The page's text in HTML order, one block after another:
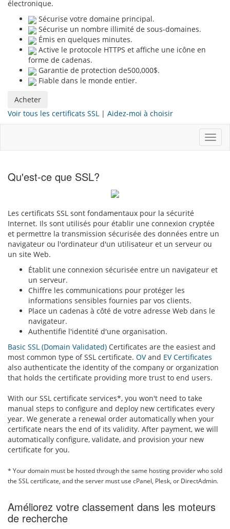
électronique.
Sécurise votre domaine principal.
Sécurise un nombre illimité de sous-domaines.
Émis en quelques minutes.
Active le protocole HTTPS et affiche une icône en
forme de cadenas.
Garantie de protection de500,000$.
Fiable dans le monde entier.
Acheter
Voir tous les certificats SSL | Aidez-moi à choisir
la
Qu'est-ce que SSL?
Les certificats SSL sont fondamentaux pour la sécurité
Internet. Ils sont utilisés pour établir une connexion cryptée
et permettre la transmission sécurisée des données entre un
navigateur ou l'ordinateur d'un utilisateur et un serveur ou
un site Web.
Établit une connexion sécurisée entre un navigateur et
un serveur.
Chiffre les communications pour protéger les
informations sensibles fournies par vos clients.
Place un cadenas à côté de votre adresse Web dans le
navigateur.
Authentifie l'identité d'une organisation.
Basic SSL (Domain Validated) Certificates are the easiest and
most common type of SSL certificate. OVand EV Certificates
also authenticate the identity of the company or organization
that holds the certificate providing more trust to end users.
With our SSL certificate services*, you won't need to take
manual steps to configure and deploy new certificates every
year. We generate a renewal order automatically when your
certificate nears the end of its validity. After payment, we will
automatically configure, validate, and provision your new
certificate for you.
* Your domain must be hosted through the same hosting provider who sold
the SSL certificate, and the server must use cPanel, Plesk, or DirectAdmin.
Améliorez votre classement dans les moteurs
de recherche